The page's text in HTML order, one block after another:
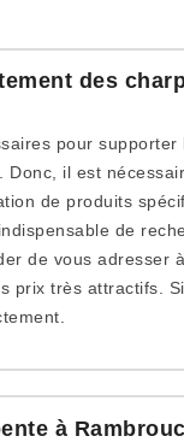
des
pour
il est
de produits
de
de vous adresser
prix très attractifs.
à